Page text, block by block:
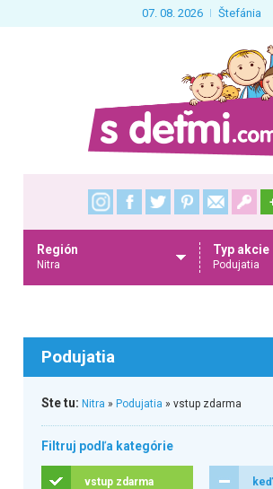
07. 08. 2026 Štefánia
Región
Nitra
Typ akcie
Podujatia
Podujatia
Ste tu: Nitra » Podujatia » vstup zdarma
Filtruj podľa kategórie
vstup zdarma